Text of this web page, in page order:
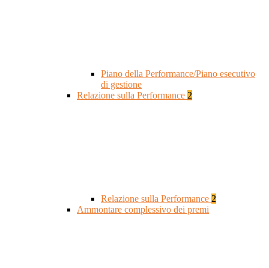
Piano della Performance/Piano esecutivo
di gestione
Relazione sulla Performance 2
Relazione sulla Performance 2
Ammontare complessivo dei premi